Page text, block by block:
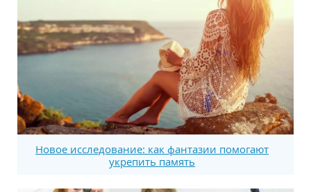
Новое исследование: как фантазии помогают
укрепить память